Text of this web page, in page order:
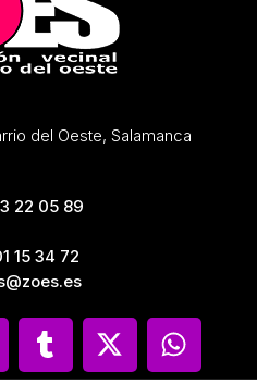
del Oeste, Salamanca
22 05 89
15 34 72